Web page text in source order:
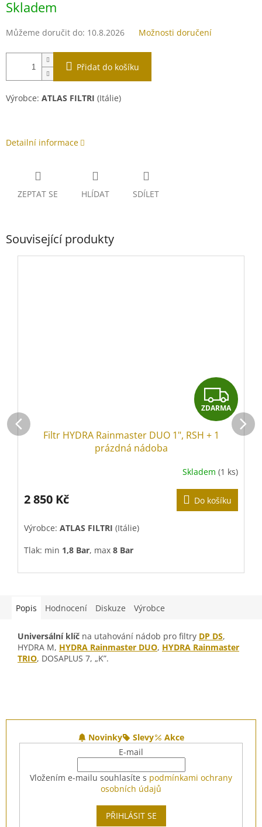
cena:
Skladem
Můžeme doručit do: 10.8.2026 Možnosti doručení
Přidat do košíku
Výrobce: ATLAS FILTRI (Itálie)
Detailní informace
ZEPTAT SE HLÍDAT SDÍLET
Související produkty
Z
D
A
R
M
A
ZDARMA
Filtr HYDRA Rainmaster DUO 1", RSH + 1
prázdná nádoba
Skladem (1 ks)
2 850 Kč Do košíku
Výrobce: ATLAS FILTRI (Itálie)
Tlak: min 1,8 Bar, max 8 Bar
Teplota: od+4°Cdo+45°C
Popis
Hodnocení Diskuze Výrobce
Universální klíč na utahování nádob pro filtry DP DS,
HYDRA M, HYDRA Rainmaster DUO, HYDRA Rainmaster
TRIO, DOSAPLUS 7, „K”.
Novinky Slevy
Akce
E-mail
Vložením e-mailu souhlasíte s podmínkami ochrany
osobních údajů
PŘIHLÁSIT SE